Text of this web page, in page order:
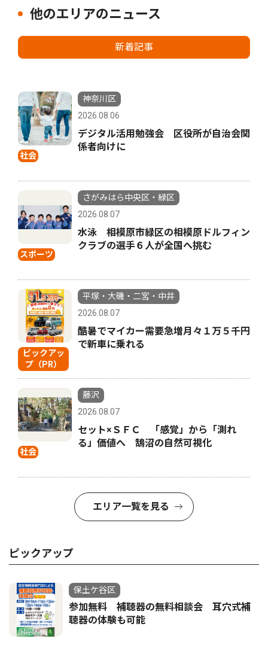
他のエリアのニュース
新着記事
社会
神奈川区
2026.08.06
デジタル活用勉強会 区役所が自治会関
係者向けに
スポーツ
さがみはら中央区・緑区
2026.08.07
水泳 相模原市緑区の相模原ドルフィン
クラブの選手６人が全国へ挑む
ピックアッ
プ（PR）
平塚・大磯・二宮・中井
2026.08.07
酷暑でマイカー需要急増月々１万５千円
で新車に乗れる
社会
藤沢
2026.08.07
セット×ＳＦＣ 「感覚」から「測れ
る」価値へ 鵠沼の自然可視化
エリア一覧を見る
ピックアップ
保土ケ谷区
参加無料 補聴器の無料相談会 耳穴式補
聴器の体験も可能